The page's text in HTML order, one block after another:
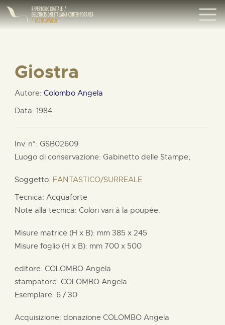
Giostra
Autore: Colombo Angela
Data: 1984
Inv. n°: GSB02609
Luogo di conservazione: Gabinetto delle Stampe;
Soggetto: FANTASTICO/SURREALE
Tecnica: Acquaforte
Note alla tecnica: Colori vari à la poupée.
Misure matrice (H x B): mm 385 x 245
Misure foglio (H x B): mm 700 x 500
editore: COLOMBO Angela
stampatore: COLOMBO Angela
Esemplare: 6 / 30
Acquisizione: donazione COLOMBO Angela